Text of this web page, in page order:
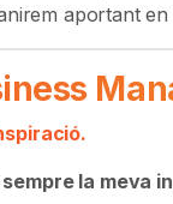
aportant en
la meva